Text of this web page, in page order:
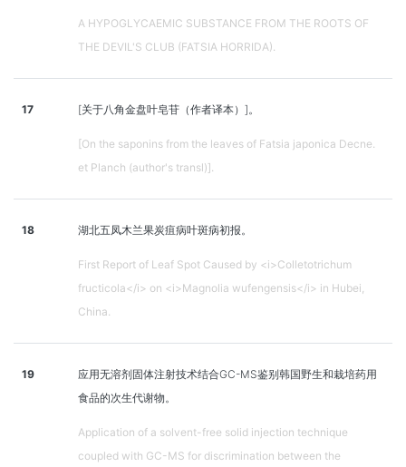
A HYPOGLYCAEMIC SUBSTANCE FROM THE ROOTS OF
THE DEVIL'S CLUB (FATSIA HORRIDA).
17 [关于八角金盘叶皂苷（作者译本）]。
[On the saponins from the leaves of Fatsia japonica Decne.
et Planch (author's transl)].
18 湖北五凤木兰果炭疽病叶斑病初报。
First Report of Leaf Spot Caused by <i>Colletotrichum
fructicola</i> on <i>Magnolia wufengensis</i> in Hubei,
China.
19
应用无溶剂固体注射技术结合GC-MS鉴别韩国野生和栽培药用
食品的次生代谢物。
Application of a solvent-free solid injection technique
coupled with GC-MS for discrimination between the